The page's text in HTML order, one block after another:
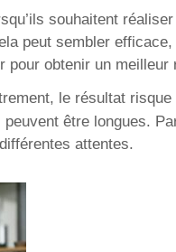
souhaitent
peut sembler
pour obtenir un meilleur
le résultat
être longues.
attentes.